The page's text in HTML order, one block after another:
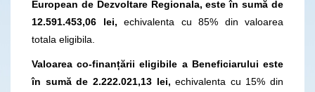
European de Dezvoltare Regionala, este în sumă de
12.591.453,06 lei, echivalenta cu 85% din valoarea
totala eligibila.
Valoarea co-finanțării eligibile a Beneficiarului este
în sumă de 2.222.021,13 lei,echivalenta cu 15% din